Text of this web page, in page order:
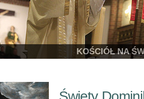
KOŚCIÓŁ NA